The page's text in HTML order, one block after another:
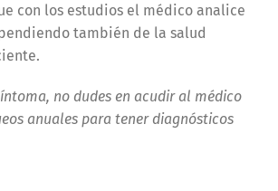
con los estudios el médico analice
también de la salud
no dudes en acudir al médico
anuales para tener diagnósticos